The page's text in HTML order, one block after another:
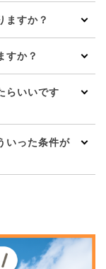
ますか？
すか？
らいいです
いった条件が